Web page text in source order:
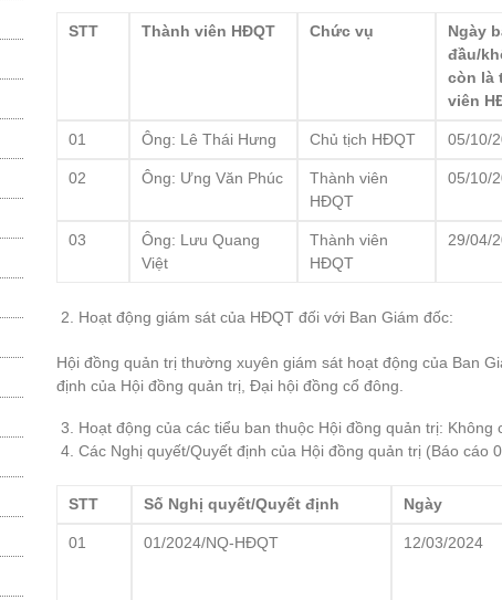
STT Thành viên HĐQT Chức vụ Ngày b
đầu/
còn là
viên
01 Ông: Lê Thái Hưng Chủ tịch HĐQT 05/10/
02 Ông: Ưng Văn Phúc
Thành viên
HĐQT
05/10/
03
Ông: Lưu Quang
Việt
Thành viên
HĐQT
29/04/
Hoạt động giám sát của HĐQT đối với Ban Giám đốc:
Hội đồng quản trị thường xuyên giám sát hoạt động của Ban
định của Hội đồng quản trị, Đại hội đồng cổ đông.
Hoạt động của các tiểu ban thuộc Hội đồng quản trị: Không
Các Nghị quyết/Quyết định của Hội đồng quản trị (Báo cáo
STT Số Nghị quyết/Quyết định Ngày
01 01/2024/NQ-HĐQT 12/03/2024